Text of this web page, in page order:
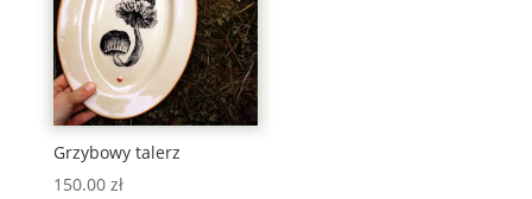
Grzybowy talerz
150.00 zł